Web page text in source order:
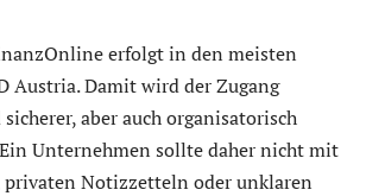
erfolgt in den meisten
Austria. Damit wird der Zugang
aber auch organisatorisch
Unternehmen sollte daher nicht mit
Notizzetteln oder unklaren